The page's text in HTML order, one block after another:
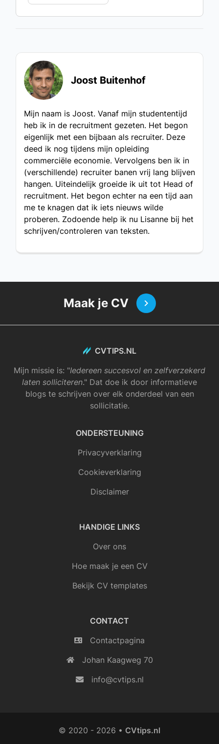
Joost Buitenhof
Mijn naam is Joost. Vanaf mijn studententijd
heb ik in de recruitment gezeten. Het begon
eigenlijk met een bijbaan als recruiter. Deze
deed ik nog tijdens mijn opleiding
commerciële economie. Vervolgens ben ik in
(verschillende) recruiter banen vrij lang blijven
hangen. Uiteindelijk groeide ik uit tot Head of
recruitment. Het begon echter na een tijd aan
me te knagen dat ik iets nieuws wilde
proberen. Zodoende help ik nu Lisanne bij het
schrijven/controleren van teksten.
Maak je CV
CVTIPS.NL
Mijn missie is: "Iedereen succesvol en zelfverzekerd
laten solliciteren." Dat doe ik door informatieve
blogs te schrijven over elk onderdeel van een
sollicitatie.
ONDERSTEUNING
Privacyverklaring
Cookieverklaring
Disclaimer
HANDIGE LINKS
Over ons
Hoe maak je een CV
Bekijk CV templates
CONTACT
Contactpagina
Johan Kaagweg 70
info@cvtips.nl
© 2020 - 2026 • CVtips.nl